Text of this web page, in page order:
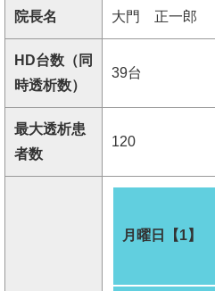
院長名 大門 正一郎
HD台数（同
時透析数）
39台
最大透析患
者数
120
月曜日【1】